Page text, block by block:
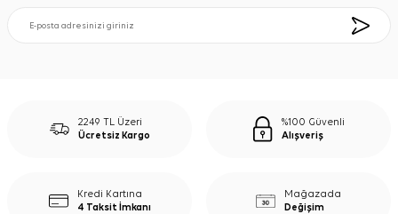
2249 TL Üzeri
Ücretsiz Kargo
%100 Güvenli
Alışveriş
Kredi Kartına
4 Taksit İmkanı
Mağazada
Değişim